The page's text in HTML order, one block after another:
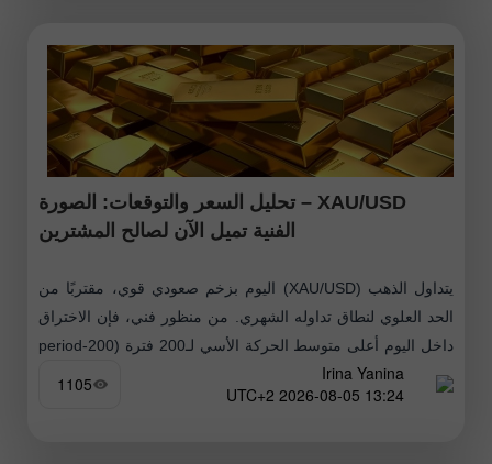
XAU/USD – تحليل السعر والتوقعات: الصورة
الفنية تميل الآن لصالح المشترين
يتداول الذهب (XAU/USD) اليوم بزخم صعودي قوي، مقتربًا من
الحد العلوي لنطاق تداوله الشهري. من منظور فني، فإن الاختراق
داخل اليوم أعلى متوسط الحركة الأسي لـ200 فترة (200-period
Exponential Moving
Irina Yanina
13:24 2026-08-05 UTC+2
1105